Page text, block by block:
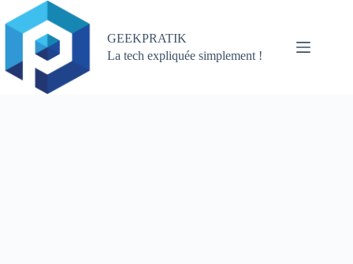
au
contenu
GEEKPRATIK
La tech expliquée simplement !